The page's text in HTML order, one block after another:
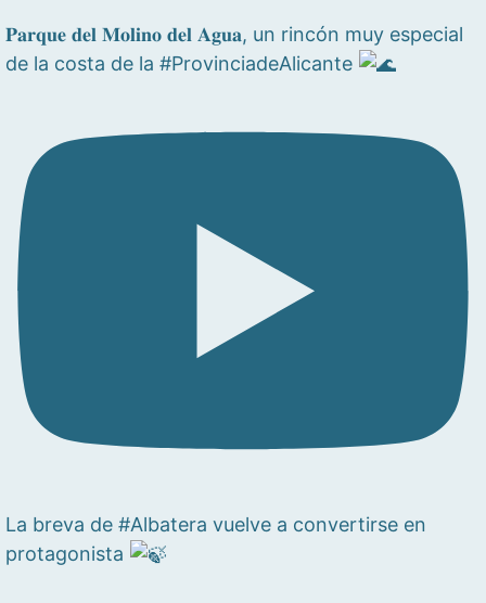
𝐏𝐚𝐫𝐪𝐮𝐞 𝐝𝐞𝐥 𝐌𝐨𝐥𝐢𝐧𝐨 𝐝𝐞𝐥 𝐀𝐠𝐮𝐚, un rincón muy especial
de la costa de la #ProvinciadeAlicante
La breva de #Albatera vuelve a convertirse en
protagonista